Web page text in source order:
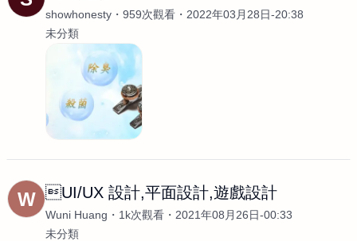
showhonesty 959次觀看
2022年03月28日-20:38
未分類
W UI/UX 設計,平面設計,遊戲設計
Wuni Huang 1k次觀看
2021年08月26日-00:33
未分類